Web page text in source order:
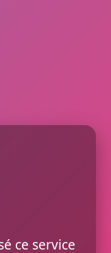
ce service